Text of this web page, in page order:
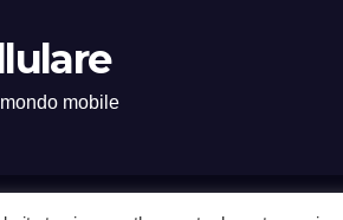
mobile